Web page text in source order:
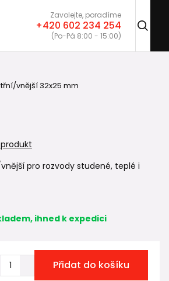
Zavolejte, poradíme
+420 602 234 254
(Po-Pá 8:00 - 15:00)
vnější 32x25 mm
pro rozvody studené, teplé i
ihned k expedici
Přidat do košíku